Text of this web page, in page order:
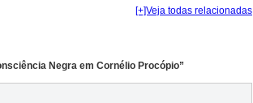
[+]Veja todas relacionadas
Negra em Cornélio Procópio”